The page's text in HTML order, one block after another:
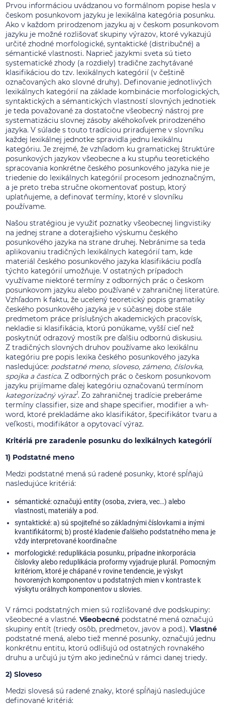
Prvou informáciou uvádzanou vo formálnom popise hesla v
českom posunkovom jazyku je lexikálna kategória posunku.
Ako v každom prirodzenom jazyku aj v českom posunkovom
jazyku je možné rozlišovať skupiny výrazov, ktoré vykazujú
určité zhodné morfologické, syntaktické (distribučné) a
sémantické vlastnosti. Naprieč jazykmi sveta sú tieto
systematické zhody (a rozdiely) tradične zachytávané
klasifikáciou do tzv. lexikálnych kategórií (v češtině
označovaných ako slovné druhy). Definovanie jednotlivých
lexikálnych kategórií na základe kombinácie morfologických,
syntaktických a sémantických vlastností slovných jednotiek
je teda považované za dostatočne všeobecný nástroj pre
systematizáciu slovnej zásoby akéhokoľvek prirodzeného
jazyka. V súlade s touto tradíciou priraďujeme v slovníku
každej lexikálnej jednotke spravidla jednu lexikálnu
kategóriu. Je zrejmé, že vzhľadom ku gramatickej štruktúre
posunkových jazykov všeobecne a ku stupňu teoretického
spracovania konkrétne českého posunkového jazyka nie je
triedenie do lexikálnych kategórií procesom jednoznačným,
a je preto treba stručne okomentovať postup, ktorý
uplatňujeme, a definovať termíny, ktoré v slovníku
používame.
Našou stratégiou je využiť poznatky všeobecnej lingvistiky
na jednej strane a doterajšieho výskumu českého
posunkového jazyka na strane druhej. Nebránime sa teda
aplikovaniu tradičných lexikálnych kategórií tam, kde
materiál českého posunkového jazyka klasifikáciu podľa
týchto kategórií umožňuje. V ostatných prípadoch
využívame niektoré termíny z odborných prác o českom
posunkovom jazyku alebo používané v zahraničnej literatúre.
Vzhľadom k faktu, že ucelený teoretický popis gramatiky
českého posunkového jazyka je v súčasnej dobe stále
predmetom práce príslušných akademických pracovísk,
nekladie si klasifikácia, ktorú ponúkame, vyšší cieľ než
poskytnúť odrazový mostík pre ďalšiu odbornú diskusiu.
Z tradičných slovných druhov používame ako lexikálnu
kategóriu pre popis lexika českého posunkového jazyka
nasledujúce: podstatné meno, sloveso, zámeno, číslovka,
spojka a častica. Z odborných prác o českom posunkovom
jazyku prijímame ďalej kategóriu označovanú termínom
kategorizačný výraz1. Zo zahraničnej tradície preberáme
termíny classifier, size and shape specifier, modifier a wh-
word, ktoré prekladáme ako klasifikátor, špecifikátor tvaru a
veľkosti, modifikátor a opytovací výraz.
Kritériá pre zaradenie posunku do lexikálnych kategórií
1) Podstatné meno
Medzi podstatné mená sú radené posunky, ktoré spĺňajú
nasledujúce kritériá:
sémantické: označujú entity (osoba, zviera, vec…) alebo
vlastnosti, materiály a pod.
syntaktické: a) sú spojiteľné so základnými číslovkami a inými
kvantifikátormi; b) prosté kladenie ďalšieho podstatného mena je
vždy interpretované koordinačne
morfologické: reduplikácia posunku, prípadne inkorporácia
číslovky alebo reduplikácia proformy vyjadruje plurál. Pomocným
kritériom, ktoré je chápané v rovine tendencie, je výskyt
hovorených komponentov u podstatných mien v kontraste k
výskytu orálnych komponentov u slovies.
V rámci podstatných mien sú rozlišované dve podskupiny:
všeobecné a vlastné. Všeobecnépodstatné mená označujú
skupiny entít (triedy osôb, predmetov, javov a pod.). Vlastné
podstatné mená, alebo tiež menné posunky, označujú jednu
konkrétnu entitu, ktorú odlišujú od ostatných rovnakého
druhu a určujú ju tým ako jedinečnú v rámci danej triedy.
2) Sloveso
Medzi slovesá sú radené znaky, ktoré spĺňajú nasledujúce
definované kritériá: